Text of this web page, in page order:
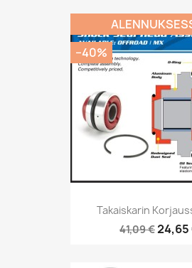
Takaiskarin
41,09 €24,65
−40%